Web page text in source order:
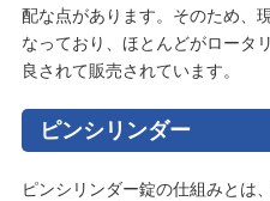
配な点があります。そのため、
なっており、ほとんどがロータ
良されて販売されています。
ピンシリンダー
ピンシリンダー錠の仕組みとは